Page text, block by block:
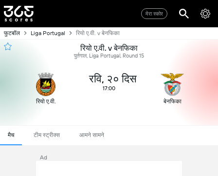
मेरा स्कोर
फुटबॉल Liga Portugal रियो ए.वी. v बेनफिका
रियो ए.वी. v बेनफिका
पुर्तगाल, Liga Portugal, Round 15
रियो ए.वी.
रवि, २० दिस
17:00
बेनफिका
मैच टीम स्ट्रीक्स आमने सामने
Ad